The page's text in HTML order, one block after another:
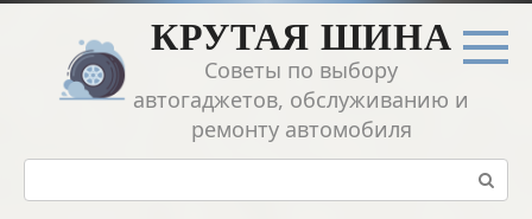
Перейти
контенту
КРУТАЯ ШИНА
Советы по выбору
автогаджетов, обслуживанию и
ремонту автомобиля
Поиск: